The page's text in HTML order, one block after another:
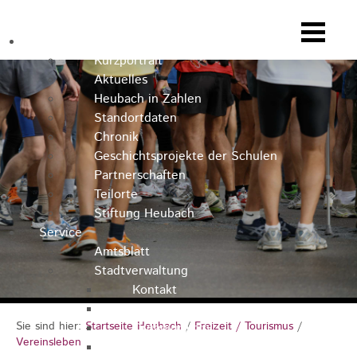
Kurzportrait
Aktuelles
Heubach in Zahlen
Standortdaten
Chronik
Geschichtsprojekte der Schulen
Partnerschaften
Teilorte
Stiftung Heubach
Service
Amtsblatt
Stadtverwaltung
Kontakt
Rathausteam
Organigramm
Sie sind hier: Startseite Heubach / Freizeit / Tourismus /
Vereinsleben